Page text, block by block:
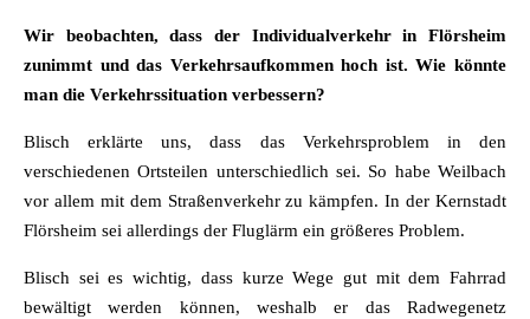
Wir beobachten, dass der Individualverkehr in Flörsheim
zunimmt und das Verkehrsaufkommen hoch ist. Wie könnte
man die Verkehrssituation verbessern?
Blisch erklärte uns, dass das Verkehrsproblem in den
verschiedenen Ortsteilen unterschiedlich sei. So habe Weilbach
vor allem mit dem Straßenverkehr zu kämpfen. In der Kernstadt
Flörsheim sei allerdings der Fluglärm ein größeres Problem.
Blisch sei es wichtig, dass kurze Wege gut mit dem Fahrrad
bewältigt werden können, weshalb er das Radwegenetz